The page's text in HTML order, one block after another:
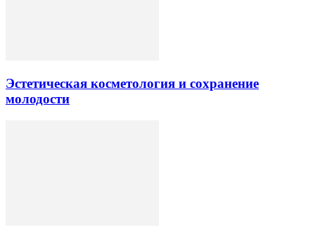
Эстетическая косметология и сохранение
молодости